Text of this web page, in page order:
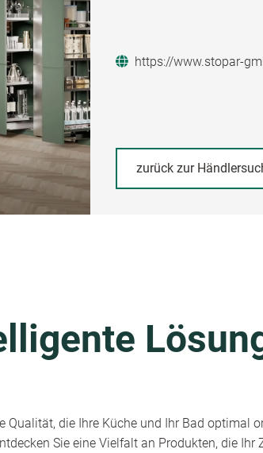
https://www.stopar-
zurück zur
die Ihre Küche und Ihr Bad optimal
Sie eine Vielfalt an Produkten, die